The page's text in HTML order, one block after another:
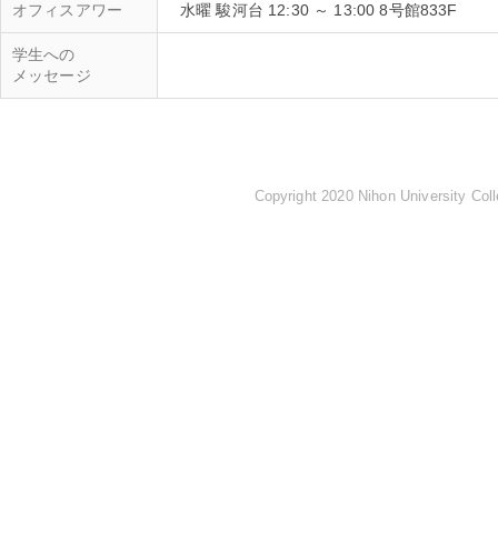
オフィスアワー 水曜 駿河台 12:30 ～ 13:00 8号館833F
学生への
メッセージ
Copyright 2020 Nihon University